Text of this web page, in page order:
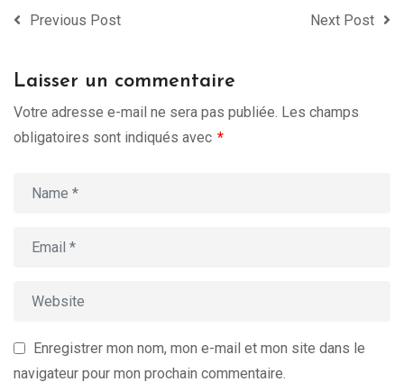
Previous Post Next Post
Laisser un commentaire
Votre adresse e-mail ne sera pas publiée. Les champs
obligatoires sont indiqués avec *
Enregistrer mon nom, mon e-mail et mon site dans le
navigateur pour mon prochain commentaire.